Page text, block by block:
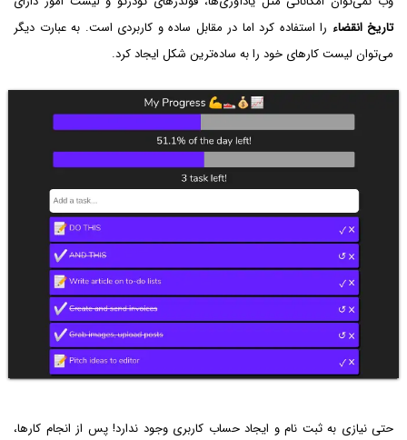
تاریخ انقضاء را استفاده کرد اما در مقابل ساده و کاربردی است. به عبارت دیگر
می‌توان لیست کارهای خود را به ساده‌ترین شکل ایجاد کرد.
حتی نیازی به ثبت نام و ایجاد حساب کاربری وجود ندارد! پس از انجام کارها،